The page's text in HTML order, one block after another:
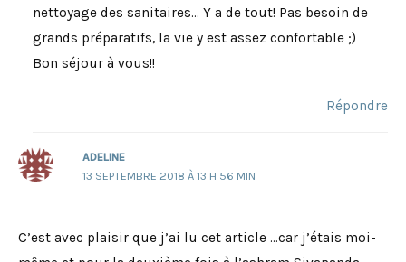
nettoyage des sanitaires… Y a de tout! Pas besoin de
grands préparatifs, la vie y est assez confortable ;)
Bon séjour à vous!!
Répondre
ADELINE
13 SEPTEMBRE 2018 À 13 H 56 MIN
C’est avec plaisir que j’ai lu cet article …car j’étais moi-